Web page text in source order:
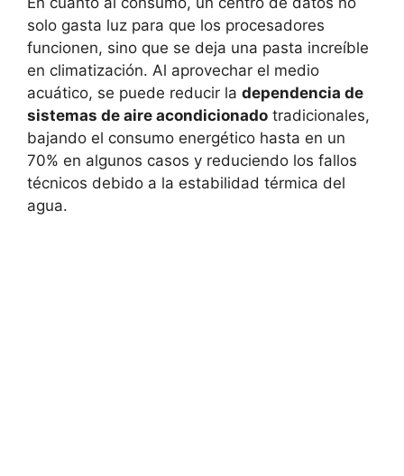
solo gasta luz para que los procesadores
funcionen, sino que se deja una pasta increíble
en climatización. Al aprovechar el medio
acuático, se puede reducir la dependencia de
sistemas de aire acondicionado tradicionales,
bajando el consumo energético hasta en un
70% en algunos casos y reduciendo los fallos
técnicos debido a la estabilidad térmica del
agua.